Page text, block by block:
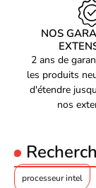
Refroidisseur
Mémoire
Mémoire interne
maximum prise
charge par le
Types de
en charge par le
Vitesses
mémoire prises en
charge par le
NOS
2 ans de
les produits
d'étendre
nos
processeur intel